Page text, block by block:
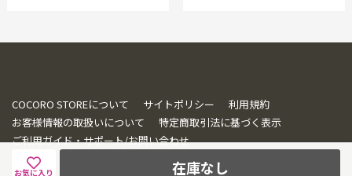
在庫なし
お気に入り
COCORO STOREについて サイトポリシー
利用規約
お客様情報の取扱いについて
特定商取引法に基づく表示
ご利用ガイド・サポート/お問い合わせ